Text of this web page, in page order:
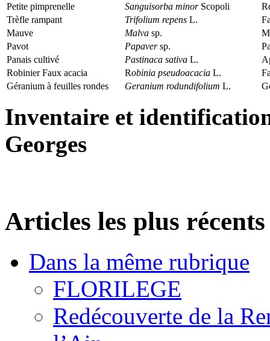
Petite pimprenelle
Sanguisorba minorScopoli
Trèfle rampant
Trifolium repens L.
Mauve
Malva sp.
Pavot
Papaversp.
Panais cultivé
Pastinaca sativa L.
Robinier Faux acacia
Robinia pseudoacacia L.
Géranium à feuilles rondes
Geranium rodundifolium L.
Inventaire et
Georges
Articles les plus récents
Dans la même rubrique
FLORILEGE
Redécouverte de la